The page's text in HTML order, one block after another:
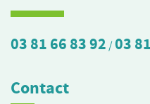
03 81 66 83 92 /03
Contact